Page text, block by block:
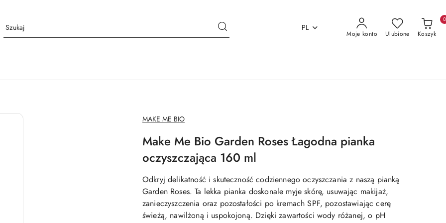
PL
Moje konto Ulubione Koszyk
0
NAZWA
PRODUCENTA:
MAKE ME BIO
Make Me Bio Garden Roses Łagodna pianka
oczyszczająca 160 ml
Odkryj delikatność i skuteczność codziennego oczyszczania z naszą pianką
Garden Roses. Ta lekka pianka doskonale myje skórę, usuwając makijaż,
zanieczyszczenia oraz pozostałości po kremach SPF, pozostawiając cerę
świeżą, nawilżoną i uspokojoną. Dzięki zawartości wody różanej, o pH